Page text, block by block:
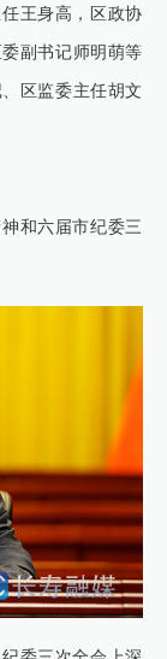
王身高，区政协
副书记师明萌等
区监委主任胡文
和六届市纪委三